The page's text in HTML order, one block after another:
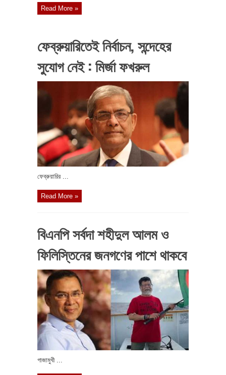
Read More »
ফেব্রুয়ারিতেই নির্বাচন, সন্দেহের
সুযোগ নেই : মির্জা ফখরুল
ফেব্রুয়ারির ...
Read More »
বিএনপি সর্বদা শহীদুল আলম ও
ফিলিস্তিনের জনগণের পাশে থাকবে
গাজামুখী ...